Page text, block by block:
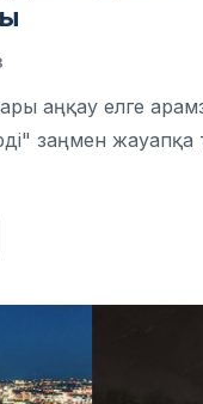
аңқау елге
заңмен жауапқа